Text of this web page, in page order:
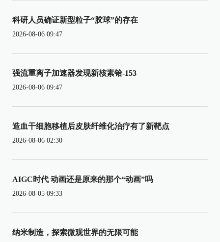
科研人员确证新型粒子“胶球”的存在
2026-08-06 09:47
强流重离子加速器发现新核素铪-153
2026-08-06 09:47
造血干细胞移植后皮肤纤维化治疗有了新靶点
2026-08-06 02:30
AIGC时代 动画还是原来的那个“动画”吗
2026-08-05 09:33
纳米制造，探索微观世界的无限可能